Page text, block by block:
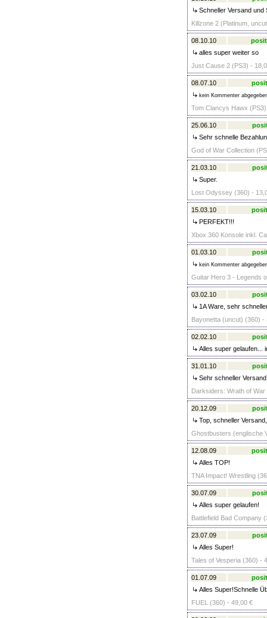
Schneller Versand und
Killzone 2 (Platinum,
08.10.10
alles super weiter so
Just Cause 2 (PS3) -
08.07.10
kein Kommenter
Tom Clancys Hawx
25.06.10
Sehr schnelle
God of War Collection
21.03.10
Super.
Lost Odyssey (360) -
15.03.10
PERFEKT!!!
Xbox 360 Konsole inkl.
01.03.10
kein Kommenter
Guitar Hero 3 - Legends
03.02.10
1A Ware, sehr
Bayonetta (uncut) (360) -
02.02.10
Alles super gelaufen...
31.01.10
Sehr schneller
Darksiders: Wrath of
20.12.09
Top, schneller
Ghostbusters (englische
12.08.09
Alles TOP!
TNA Impact! Wrestling
30.07.09
Alles super gelaufen!
Battlefield Bad Company
23.07.09
Alles Super!
Tales of Vesperia (360) -
01.07.09
Alles Super!Schnelle
FUEL (360) - 49,00 €